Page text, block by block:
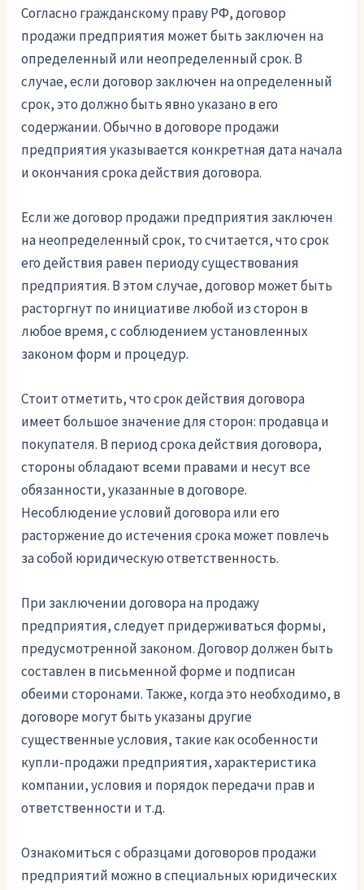
Согласно гражданскому праву РФ, договор
продажи предприятия может быть заключен на
определенный или неопределенный срок. В
случае, если договор заключен на определенный
срок, это должно быть явно указано в его
содержании. Обычно в договоре продажи
предприятия указывается конкретная дата начала
и окончания срока действия договора.
Если же договор продажи предприятия заключен
на неопределенный срок, то считается, что срок
его действия равен периоду существования
предприятия. В этом случае, договор может быть
расторгнут по инициативе любой из сторон в
любое время, с соблюдением установленных
законом форм и процедур.
Стоит отметить, что срок действия договора
имеет большое значение для сторон: продавца и
покупателя. В период срока действия договора,
стороны обладают всеми правами и несут все
обязанности, указанные в договоре.
Несоблюдение условий договора или его
расторжение до истечения срока может повлечь
за собой юридическую ответственность.
При заключении договора на продажу
предприятия, следует придерживаться формы,
предусмотренной законом. Договор должен быть
составлен в письменной форме и подписан
обеими сторонами. Также, когда это необходимо, в
договоре могут быть указаны другие
существенные условия, такие как особенности
купли-продажи предприятия, характеристика
компании, условия и порядок передачи прав и
ответственности и т.д.
Ознакомиться с образцами договоров продажи
предприятий можно в специальных юридических